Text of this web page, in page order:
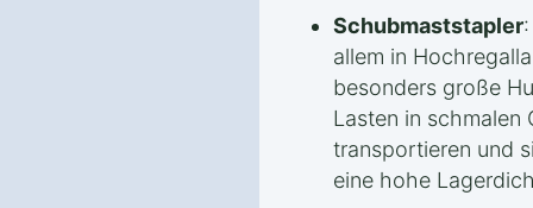
Schubmaststapler
allem in
besonders große
Lasten in schmalen
transportieren und
eine hohe